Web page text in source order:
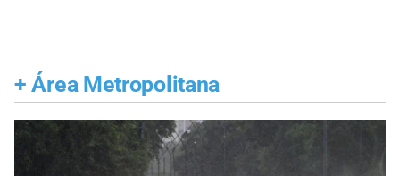
+ Área Metropolitana